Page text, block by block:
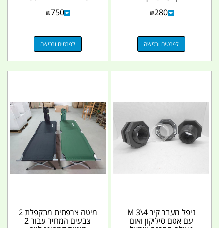
₪280
לפרטים ורכישה
₪750
לפרטים ורכישה
ניפל מעבר קיר 4\3 M
עם אטם סיליקון ואום
מיטה צרפתית מתקפלת 2
צבעים המחיר עבור 2